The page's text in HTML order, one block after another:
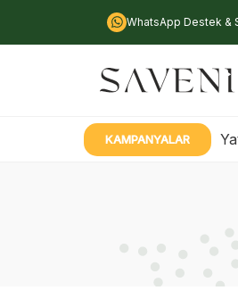
WhatsApp Destek &
KAMPANYALAR